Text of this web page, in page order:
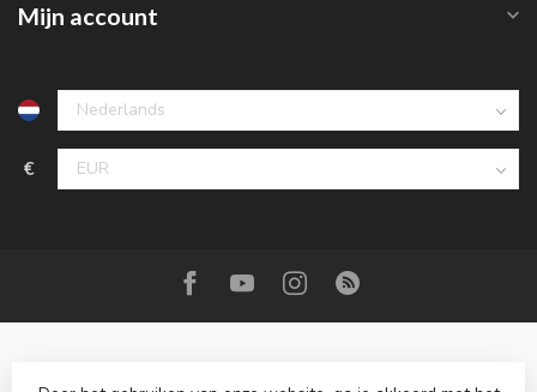
Mijn account
€